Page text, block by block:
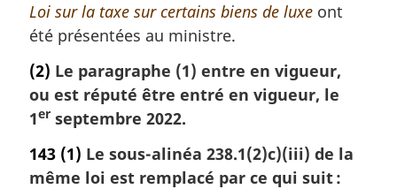
Loi sur la taxe sur certains biens de luxe ont
été présentées au ministre.
(2) Le paragraphe (1) entre en vigueur,
ou est réputé être entré en vigueur, le
1er septembre 2022.
143 (1) Le sous-alinéa 238.1(2)c)(iii) de la
même loi est remplacé par ce qui suit :